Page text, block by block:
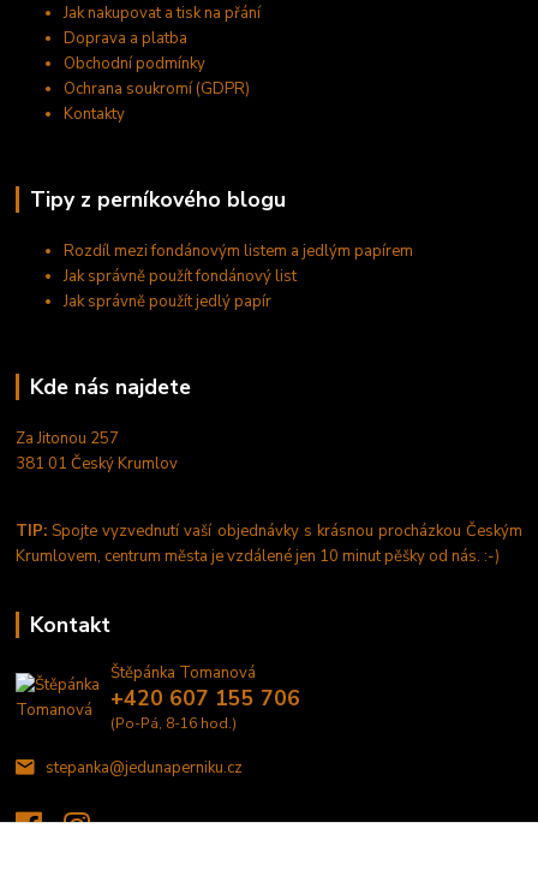
Jak nakupovat a tisk na přání
Doprava a platba
Obchodní podmínky
Ochrana soukromí (GDPR)
Kontakty
Tipy z perníkového blogu
Rozdíl mezi fondánovým listem a jedlým papírem
Jak správně použít fondánový list
Jak správně použít jedlý papír
Kde nás najdete
Za Jitonou 257
381 01 Český Krumlov
TIP: Spojte vyzvednutí vaší objednávky s krásnou procházkou Českým
Krumlovem, centrum města je vzdálené jen 10 minut pěšky od nás. :-)
Kontakt
Štěpánka Tomanová
+420 607 155 706
(Po-Pá, 8-16 hod.)
stepanka@jedunaperniku.cz